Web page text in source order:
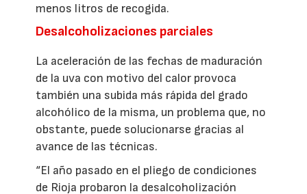
menos litros de recogida.
Desalcoholizaciones parciales
La aceleración de las fechas de maduración
de la uva con motivo del calor provoca
también una subida más rápida del grado
alcohólico de la misma, un problema que, no
obstante, puede solucionarse gracias al
avance de las técnicas.
“El año pasado en el pliego de condiciones
de Rioja probaron la desalcoholización